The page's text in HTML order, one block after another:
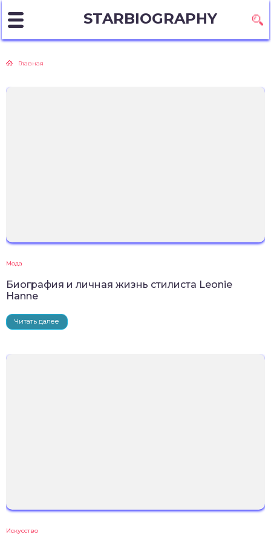
STARBIOGRAPHY
Главная
Мода
Биография и личная жизнь стилиста Leonie
Hanne
Читать далее
Искусство